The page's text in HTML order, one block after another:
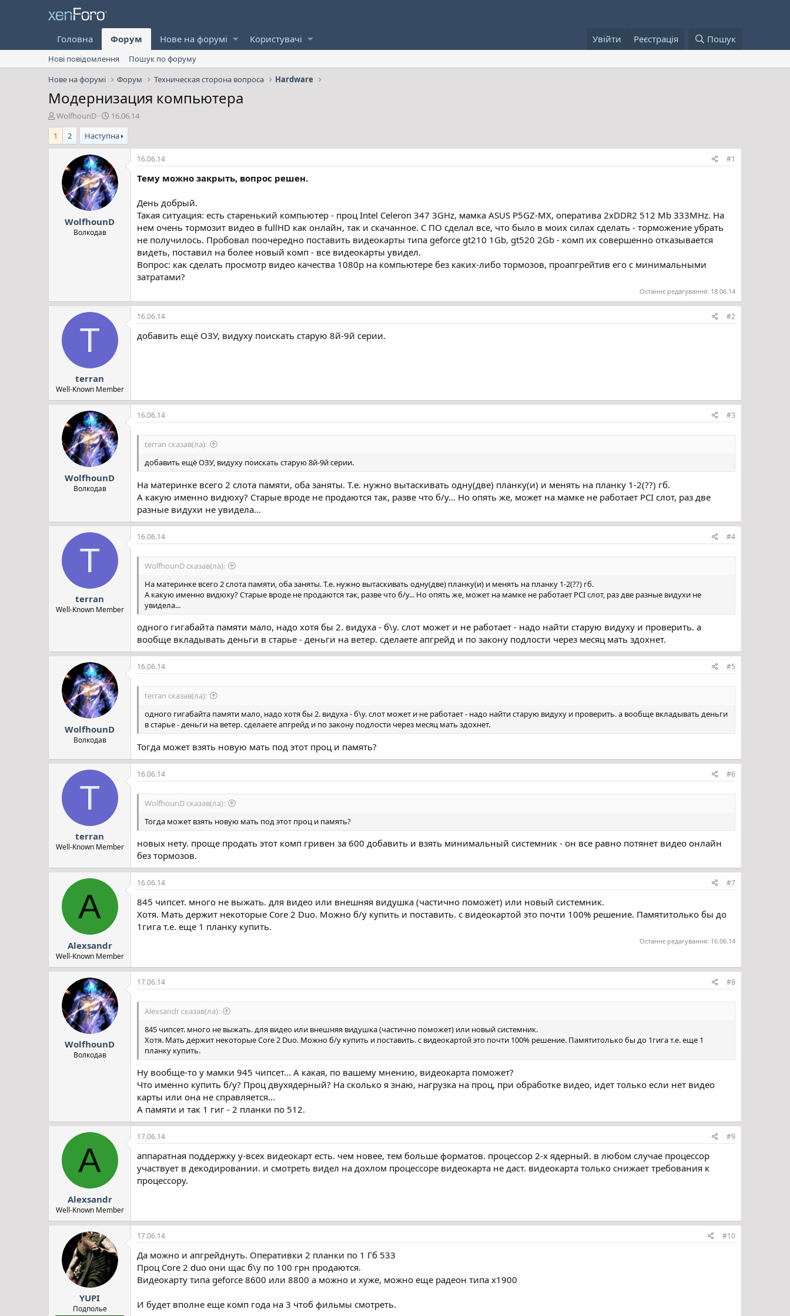
Головна Форум Нове на форумі Користувачі Увійти Реєстрація Пошук
Нові повідомлення
Пошук по форуму
Нове на форумі
Форум Техническая сторона вопроса Hardware
Модернизация компьютера
А
в
т
о
WolfhounD
Д
а
т
а
т
в
о
р
н
16.06.14
1
2 Наступна
WolfhounD
Волкодав
16.06.14 #1
Тему можно закрыть, вопрос решен.
День добрый.
Такая ситуация: есть старенький компьютер - проц Intel Celeron 347 3GHz, мамка ASUS P5GZ-MX, оператива 2xDDR2 512 Mb 333MHz. На
нем очень тормозит видео в fullHD как онлайн, так и скачанное. С ПО сделал все, что было в моих силах сделать - торможение убрать
не получилось. Пробовал поочередно поставить видеокарты типа geforce gt210 1Gb, gt520 2Gb - комп их совершенно отказывается
видеть, поставил на более новый комп - все видеокарты увидел.
Вопрос: как сделать просмотр видео качества 1080p на компьютере без каких-либо тормозов, проапгрейтив его с минимальными
затратами?
Останнє редагування: 18.06.14
T
terran
Well-Known Member
16.06.14 #2
добавить ещё ОЗУ, видуху поискать старую 8й-9й серии.
WolfhounD
Волкодав
16.06.14 #3
terran сказав(ла):
добавить ещё ОЗУ, видуху поискать старую 8й-9й серии.
На материнке всего 2 слота памяти, оба заняты. Т.е. нужно вытаскивать одну(две) планку(и) и менять на планку 1-2(??) гб.
А какую именно видюху? Старые вроде не продаются так, разве что б/у... Но опять же, может на мамке не работает PCI слот, раз две
разные видухи не увидела...
T
terran
Well-Known Member
16.06.14 #4
WolfhounD сказав(ла):
На материнке всего 2 слота памяти, оба заняты. Т.е. нужно вытаскивать одну(две) планку(и) и менять на планку 1-2(??) гб.
А какую именно видюху? Старые вроде не продаются так, разве что б/у... Но опять же, может на мамке не работает PCI слот, раз две разные видухи не
увидела...
одного гигабайта памяти мало, надо хотя бы 2. видуха - б\у. слот может и не работает - надо найти старую видуху и проверить. а
вообще вкладывать деньги в старье - деньги на ветер. сделаете апгрейд и по закону подлости через месяц мать здохнет.
WolfhounD
Волкодав
16.06.14 #5
terran сказав(ла):
одного гигабайта памяти мало, надо хотя бы 2. видуха - б\у. слот может и не работает - надо найти старую видуху и проверить. а вообще вкладывать деньги
в старье - деньги на ветер. сделаете апгрейд и по закону подлости через месяц мать здохнет.
Тогда может взять новую мать под этот проц и память?
T
terran
Well-Known Member
16.06.14 #6
WolfhounD сказав(ла):
Тогда может взять новую мать под этот проц и память?
новых нету. проще продать этот комп гривен за 600 добавить и взять минимальный системник - он все равно потянет видео онлайн
без тормозов.
A
Alexsandr
Well-Known Member
16.06.14 #7
845 чипсет. много не выжать. для видео или внешняя видушка (частично поможет) или новый системник.
Хотя. Мать держит некоторые Core 2 Duo. Можно б/у купить и поставить. с видеокартой это почти 100% решение. Памятитолько бы до
1гига т.е. еще 1 планку купить.
Останнє редагування: 16.06.14
WolfhounD
Волкодав
17.06.14 #8
Alexsandr сказав(ла):
845 чипсет. много не выжать. для видео или внешняя видушка (частично поможет) или новый системник.
Хотя. Мать держит некоторые Core 2 Duo. Можно б/у купить и поставить. с видеокартой это почти 100% решение. Памятитолько бы до 1гига т.е. еще 1
планку купить.
Ну вообще-то у мамки 945 чипсет... А какая, по вашему мнению, видеокарта поможет?
Что именно купить б/у? Проц двухядерный? На сколько я знаю, нагрузка на проц, при обработке видео, идет только если нет видео
карты или она не справляется...
А памяти и так 1 гиг - 2 планки по 512.
A
Alexsandr
Well-Known Member
17.06.14 #9
аппаратная поддержку у-всех видеокарт есть. чем новее, тем больше форматов. процессор 2-х ядерный. в любом случае процессор
участвует в декодировании. и смотреть видел на дохлом процессоре видеокарта не даст. видеокарта только снижает требования к
процессору.
YUPI
Подполье
17.06.14 #10
Да можно и апгрейднуть. Оперативки 2 планки по 1 Гб 533
Проц Core 2 duo они щас б\у по 100 грн продаются.
Видеокарту типа geforce 8600 или 8800 а можно и хуже, можно еще радеон типа х1900
И будет вполне еще комп года на 3 чтоб фильмы смотреть.